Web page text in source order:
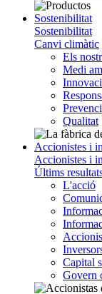
Sostenibilitat
Sostenibilitat
Canvi climàtic
Els
Medi
Qualitat
Accionistes i
Accionistes i
Últims
L'acció
Capital
Govern